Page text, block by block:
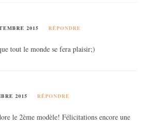
2015 RÉPONDRE
tout le monde se fera plaisir;)
2015 RÉPONDRE
le 2ème modèle! Félicitations encore une